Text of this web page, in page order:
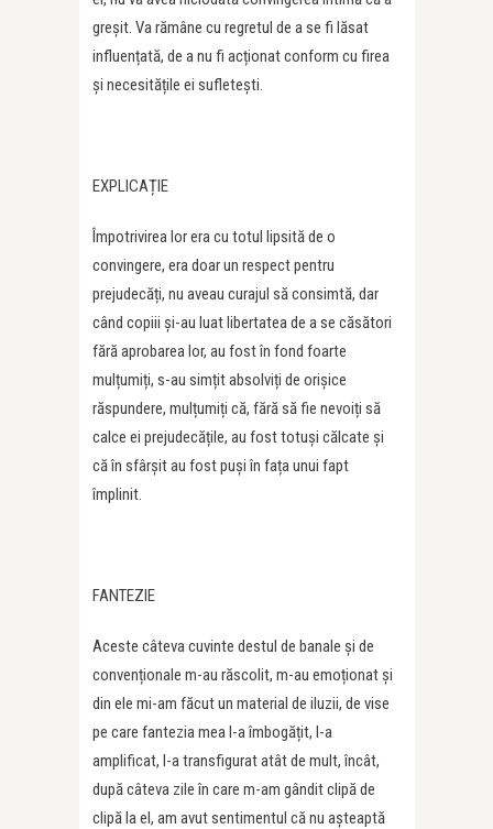
greșit. Va rămâne cu regretul de a se fi lăsat
influențată, de a nu fi acționat conform cu firea
și necesitățile ei sufletești.
EXPLICAȚIE
Împotrivirea lor era cu totul lipsită de o
convingere, era doar un respect pentru
prejudecăți, nu aveau curajul să consimtă, dar
când copiii și-au luat libertatea de a se căsători
fără aprobarea lor, au fost în fond foarte
mulțumiți, s-au simțit absolviți de orișice
răspundere, mulțumiți că, fără să fie nevoiți să
calce ei prejudecățile, au fost totuși călcate și
că în sfârșit au fost puși în fața unui fapt
împlinit.
FANTEZIE
Aceste câteva cuvinte destul de banale și de
convenționale m-au răscolit, m-au emoționat și
din ele mi-am făcut un material de iluzii, de vise
pe care fantezia mea l-a îmbogățit, l-a
amplificat, l-a transfigurat atât de mult, încât,
după câteva zile în care m-am gândit clipă de
clipă la el, am avut sentimentul că nu așteaptă